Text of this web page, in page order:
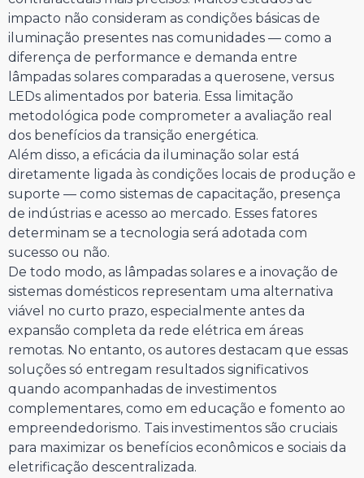
impacto não consideram as condições básicas de
iluminação presentes nas comunidades — como a
diferença de performance e demanda entre
lâmpadas solares comparadas a querosene, versus
LEDs alimentados por bateria. Essa limitação
metodológica pode comprometer a avaliação real
dos benefícios da transição energética.
Além disso, a eficácia da iluminação solar está
diretamente ligada às condições locais de produção e
suporte — como sistemas de capacitação, presença
de indústrias e acesso ao mercado. Esses fatores
determinam se a tecnologia será adotada com
sucesso ou não.
De todo modo, as lâmpadas solares e a inovação de
sistemas domésticos representam uma alternativa
viável no curto prazo, especialmente antes da
expansão completa da rede elétrica em áreas
remotas. No entanto, os autores destacam que essas
soluções só entregam resultados significativos
quando acompanhadas de investimentos
complementares, como em educação e fomento ao
empreendedorismo. Tais investimentos são cruciais
para maximizar os benefícios econômicos e sociais da
eletrificação descentralizada.